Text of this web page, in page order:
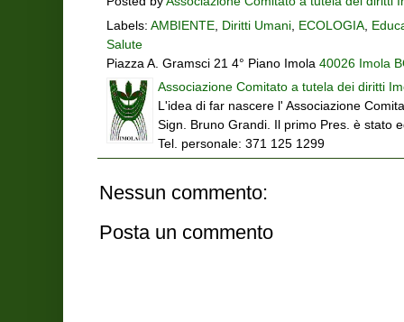
Labels: AMBIENTE Diritti Umani ECOLOGIA
Salute
Piazza A. Gramsci 21 4° Piano Imola 40026 Imola
Associazione Comitato a tutela dei diritti
L'idea di far nascere l' Associazione
Sign. Bruno Grandi. Il primo Pres. è stato
Tel. personale: 371 125 1299
Nessun commento:
Posta un commento